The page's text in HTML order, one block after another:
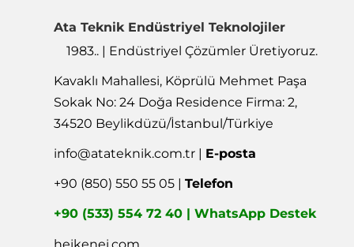
Ata Teknik Endüstriyel Teknolojiler
1983.. | Endüstriyel Çözümler Üretiyoruz.
Kavaklı Mahallesi, Köprülü Mehmet Paşa
Sokak No: 24 Doğa Residence Firma: 2,
34520 Beylikdüzü/İstanbul/Türkiye
info@atateknik.com.tr | E-posta
+90 (850) 550 55 05 |Telefon
+90 (533) 554 72 40 | WhatsApp Destek
heikenei.com